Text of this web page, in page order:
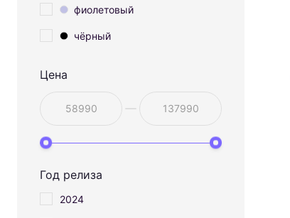
фиолетовый
чёрный
Цена
Год релиза
2024